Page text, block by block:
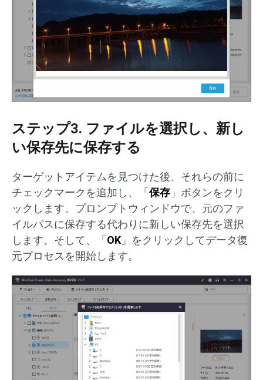
ステップ3. ファイルを選択し、新し
い保存先に保存する
ターゲットアイテムを見つけた後、それらの前に
チェックマークを追加し、「 保存 」ボタンをクリ
ックします。プロンプトウィンドウで、元のファ
イルパスに保存する代わりに新しい保存先を選択
します。そして、「 OK 」をクリックしてデータ復
元プロセスを開始します。